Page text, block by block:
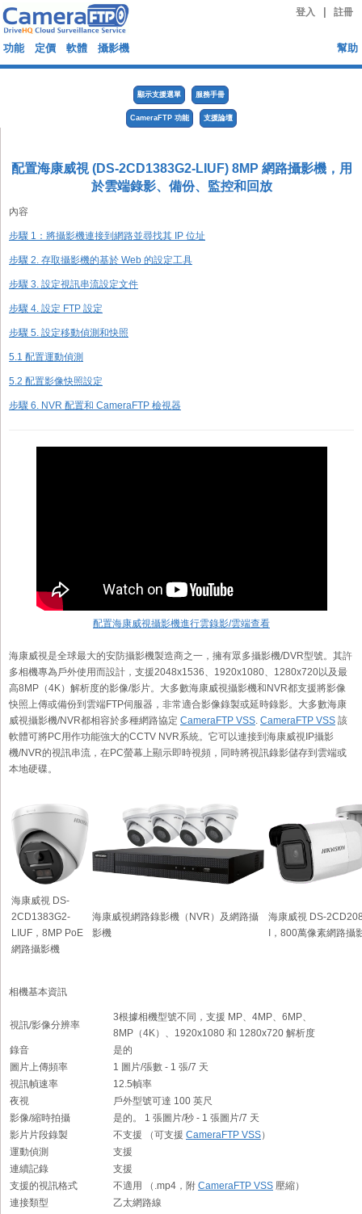
登入 註冊
功能 定價 軟體 攝影機 幫助
顯示支援選單 服務手冊
CameraFTP 功能 支援論壇
配置海康威視 (DS-2CD1383G2-LIUF) 8MP 網路攝影機，用
於雲端錄影、備份、監控和回放
內容
步驟 1：將攝影機連接到網路並尋找其 IP 位址
步驟 2. 存取攝影機的基於 Web 的設定工具
步驟 3. 設定視訊串流設定文件
步驟 4. 設定 FTP 設定
步驟 5. 設定移動偵測和快照
5.1 配置運動偵測
5.2 配置影像快照設定
步驟 6. NVR 配置和 CameraFTP 檢視器
配置海康威視攝影機進行雲錄影/雲端查看
海康威視是全球最大的安防攝影機製造商之一，擁有眾多攝影機/DVR型號。其許
多相機專為戶外使用而設計，支援2048x1536、1920x1080、1280x720以及最
高8MP（4K）解析度的影像/影片。大多數海康威視攝影機和NVR都支援將影像
快照上傳或備份到雲端FTP伺服器，非常適合影像錄製或延時錄影。大多數海康
威視攝影機/NVR都相容於多種網路協定 CameraFTP VSS. CameraFTP VSS 該
軟體可將PC用作功能強大的CCTV NVR系統。它可以連接到海康威視IP攝影
機/NVR的視訊串流，在PC螢幕上顯示即時視頻，同時將視訊錄影儲存到雲端或
本地硬碟。
海康威視 DS-
2CD1383G2-
LIUF，8MP PoE
網路攝影機
海康威視網路錄影機（NVR）及網路攝
影機
海康威視 DS-
I，800萬像素網路攝
相機基本資訊
視訊/影像分辨率
3根據相機型號不同，支援 MP、4MP、6MP、
8MP（4K）、1920x1080 和 1280x720 解析度
錄音
是的
圖片上傳頻率
1 圖片/張數 - 1 張/7 天
視訊幀速率
12.5幀率
夜視
戶外型號可達 100 英尺
影像/縮時拍攝
是的。 1 張圖片/秒 - 1 張圖片/7 天
影片片段錄製
不支援 （可支援 CameraFTP VSS）
運動偵測
支援
連續記錄
支援
支援的視訊格式
不適用 （.mp4，附 CameraFTP VSS 壓縮）
連接類型
乙太網路線